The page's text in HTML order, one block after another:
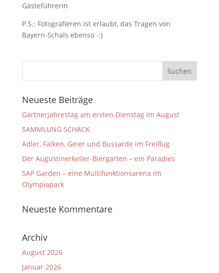
Gästeführerin
P.S.: Fotografieren ist erlaubt, das Tragen von
Bayern-Schals ebenso -:)
Neueste Beiträge
Gärtnerjahrestag am ersten Dienstag im August
SAMMLUNG SCHACK
Adler, Falken, Geier und Bussarde im Freiflug
Der Augustinerkeller-Biergarten – ein Paradies
SAP Garden – eine Multifunktionsarena im
Olympiapark
Neueste Kommentare
Archiv
August 2026
Januar 2026